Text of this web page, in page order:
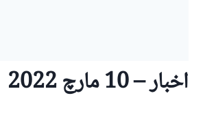
اخبار – 10 مارچ 2022